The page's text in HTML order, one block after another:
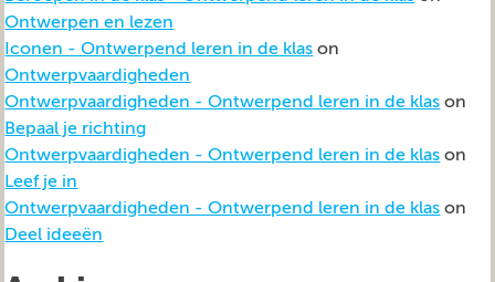
Ontwerpen en lezen
Iconen - Ontwerpend leren in de klas on
Ontwerpvaardigheden
Ontwerpvaardigheden - Ontwerpend leren in de klas on
Bepaal je richting
Ontwerpvaardigheden - Ontwerpend leren in de klas on
Leef je in
Ontwerpvaardigheden - Ontwerpend leren in de klas on
Deel ideeën